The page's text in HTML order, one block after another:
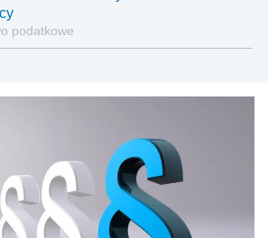
podatkowe